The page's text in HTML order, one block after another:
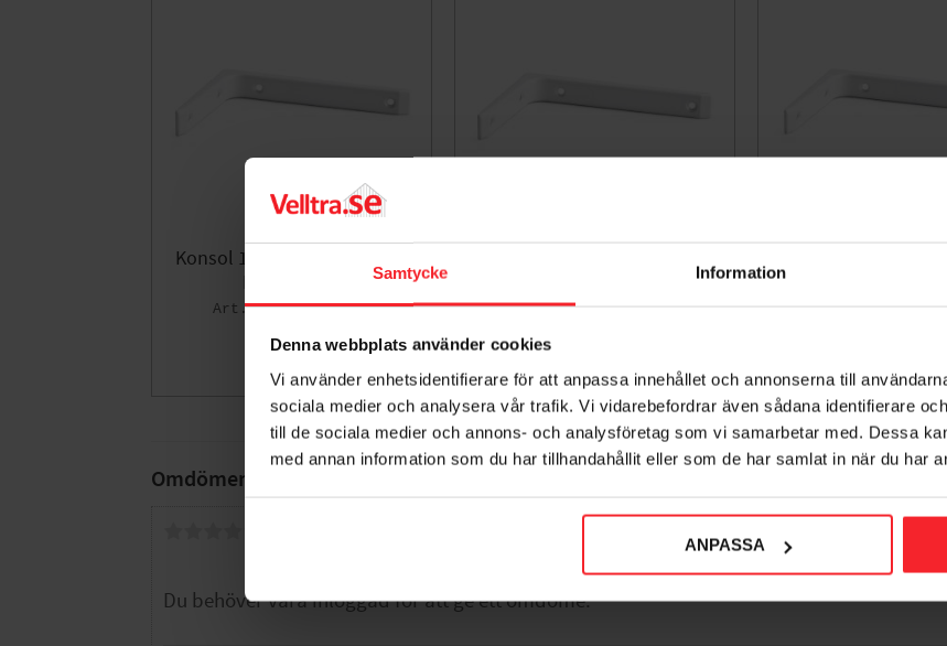
Samtycke Information
Denna webbplats använder cookies
Vi använder enhetsidentifierare för att anpassa innehållet och annonserna till
sociala medier och analysera vår trafik. Vi vidarebefordrar även sådana identifierare
till de sociala medier och annons- och analysföretag som vi samarbetar med. Dessa
med annan information som du har tillhandahållit eller som de har samlat in när du har
ANPASSA
Omdömen
Konsol 190, 150x200mm Vit,
001680766
90KR
Lägg till i favoriter
001680764
Lägg till i favoriter